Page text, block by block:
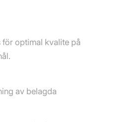
optimal kvalite på
av belagda